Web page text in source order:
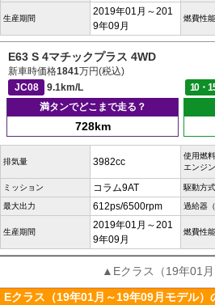
生産期間
2019年01月～201
9年09月
燃費性能
E63 S 4マチックプラス 4WD
新車時価格1841万円(税込)
JC08
9.1km/L 10・
満タンでどこまで走る？
728km
排気量 3982cc
使用燃料
エンジン
ミッション コラム9AT 駆動方式
最大出力 612ps/6500rpm 過給器
生産期間
2019年01月～201
9年09月
燃費性能
▲Eクラス（19年01
Eクラス（19年01月～19年09月モデル